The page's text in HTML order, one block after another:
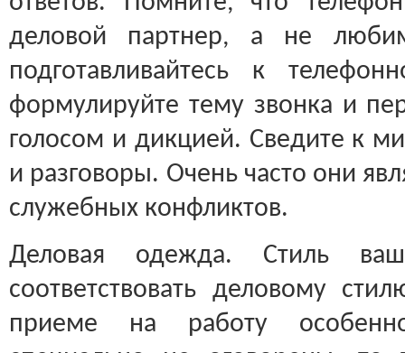
деловой партнер, а не
подготавливайтесь к
формулируйте тему звонка и
голосом и дикцией. Сведите к
и разговоры. Очень часто они
служебных конфликтов.
Деловая одежда. Стиль
соответствовать деловому
приеме на работу